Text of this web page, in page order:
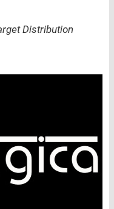
Distribution